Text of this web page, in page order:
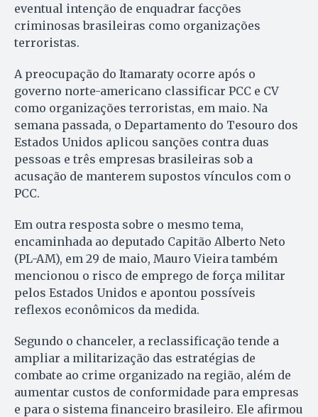
eventual intenção de enquadrar facções
criminosas brasileiras como organizações
terroristas.
A preocupação do Itamaraty ocorre após o
governo norte-americano classificar PCC e CV
como organizações terroristas, em maio. Na
semana passada, o Departamento do Tesouro dos
Estados Unidos aplicou sanções contra duas
pessoas e três empresas brasileiras sob a
acusação de manterem supostos vínculos com o
PCC.
Em outra resposta sobre o mesmo tema,
encaminhada ao deputado Capitão Alberto Neto
(PL-AM), em 29 de maio, Mauro Vieira também
mencionou o risco de emprego de força militar
pelos Estados Unidos e apontou possíveis
reflexos econômicos da medida.
Segundo o chanceler, a reclassificação tende a
ampliar a militarização das estratégias de
combate ao crime organizado na região, além de
aumentar custos de conformidade para empresas
e para o sistema financeiro brasileiro. Ele afirmou